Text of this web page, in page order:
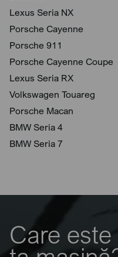
Lexus Seria NX
Porsche Cayenne
Porsche 911
Porsche Cayenne Coupe
Lexus Seria RX
Volkswagen Touareg
Porsche Macan
BMW Seria 4
BMW Seria 7
Care